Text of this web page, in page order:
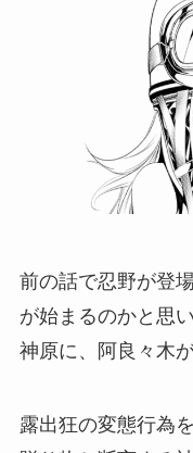
前の話で忍野が登
が始まるのかと思
神原に、阿良々木
露出狂の変態行為